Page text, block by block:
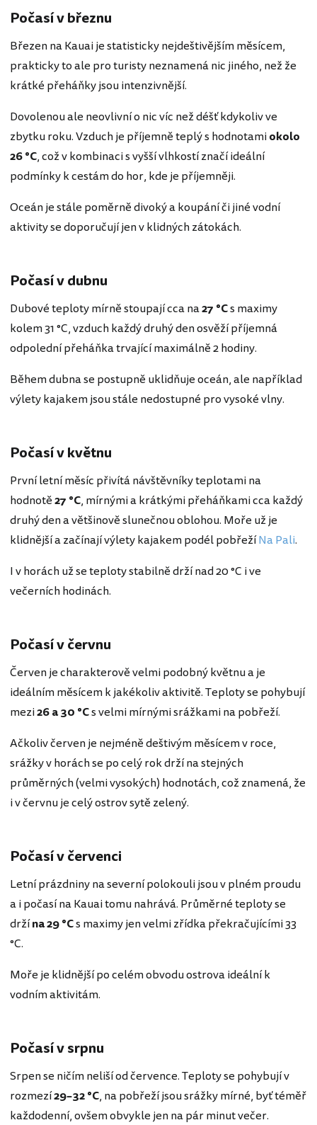
Počasí v březnu
Březen na Kauai je statisticky nejdeštivějším měsícem,
prakticky to ale pro turisty neznamená nic jiného, než že
krátké přeháňky jsou intenzivnější.
Dovolenou ale neovlivní o nic víc než déšť kdykoliv ve
zbytku roku. Vzduch je příjemně teplý s hodnotamiokolo
26 °C, což v kombinaci s vyšší vlhkostí značí ideální
podmínky k cestám do hor, kde je příjemněji.
Oceán je stále poměrně divoký a koupání či jiné vodní
aktivity se doporučují jen v klidných zátokách.
Počasí v dubnu
Dubové teploty mírně stoupají cca na27 °Cs maximy
kolem 31 °C, vzduch každý druhý den osvěží příjemná
odpolední přeháňka trvající maximálně 2 hodiny.
Během dubna se postupně uklidňuje oceán, ale například
výlety kajakem jsou stále nedostupné pro vysoké vlny.
Počasí v květnu
První letní měsíc přivítá návštěvníky teplotami na
hodnotě27 °C, mírnými a krátkými přeháňkami cca každý
druhý den a většinově slunečnou oblohou. Moře už je
klidnější a začínají výlety kajakem podél pobřežíNa Pali.
I v horách už se teploty stabilně drží nad 20 °C i ve
večerních hodinách.
Počasí v červnu
Červen je charakterově velmi podobný květnu a je
ideálním měsícem k jakékoliv aktivitě. Teploty se pohybují
mezi26 a 30 °Cs velmi mírnými srážkami na pobřeží.
Ačkoliv červen je nejméně deštivým měsícem v roce,
srážky v horách se po celý rok drží na stejných
průměrných (velmi vysokých) hodnotách, což znamená, že
i v červnu je celý ostrov sytě zelený.
Počasí v červenci
Letní prázdniny na severní polokouli jsou v plném proudu
a i počasí na Kauai tomu nahrává. Průměrné teploty se
držína 29 °Cs maximy jen velmi zřídka překračujícími 33
°C.
Moře je klidnější po celém obvodu ostrova ideální k
vodním aktivitám.
Počasí v srpnu
Srpen se ničím neliší od července. Teploty se pohybují v
rozmezí29–32 °C, na pobřeží jsou srážky mírné, byť téměř
každodenní, ovšem obvykle jen na pár minut večer.